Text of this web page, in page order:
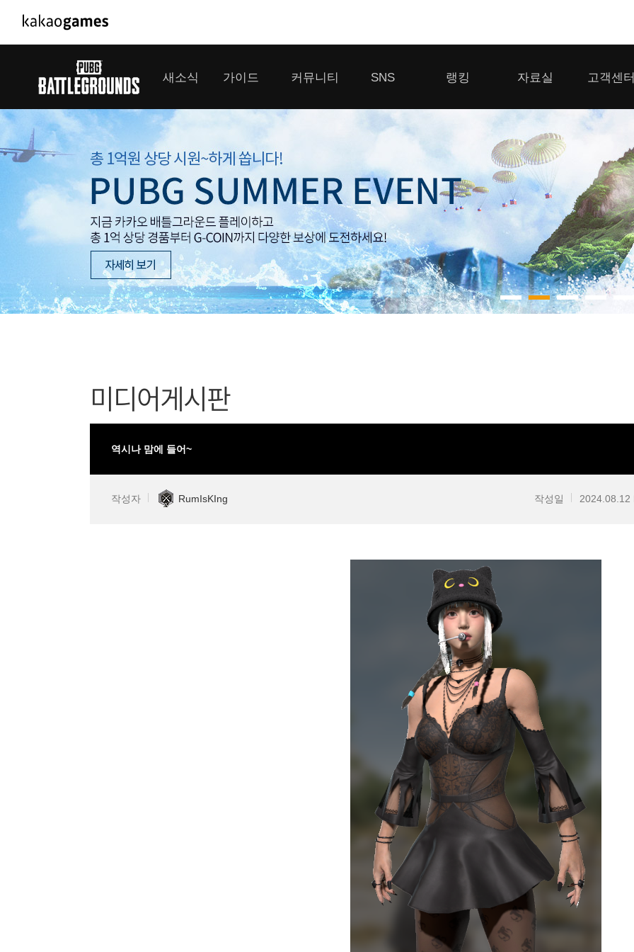
PC/모바일게임
도깨비의세계
오딘: 발할라 라이징
아키에이지 워
아레스 : 라이즈 오브 가디언즈
배틀그라운드
패스 오브 엑자일
우마무스메 프리티 더비
가디언 테일즈
프린세스 커넥트 Re:Dive
프렌즈팝콘
새소식
공지사항
GM소식
이벤트
업데이트
대회소식
가이드
게임 가이드
커뮤니티
미디어 게시판
클랜 라운지
모집 게시판
SNS
톡채널
랭킹
클랜 생존 리더보드
내 전적 히스토리
자료실
다운로드
고객센터
이용제한 이
보안센터
미디어게시판
역시나 맘에 들어~
작성자 RumIsKIng 작성일 2024.08.12